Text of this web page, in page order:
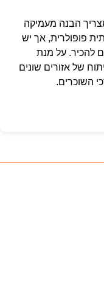
הבנה מעמיקה
פופולרית, אך יש
להכיר. על מנת
של אזורים שונים
השוכרים.